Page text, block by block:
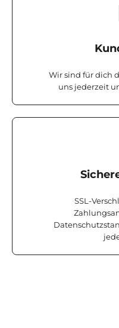
Wir sind für dich
uns jederzeit
SSL-